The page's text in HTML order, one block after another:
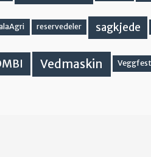
reservedeler sagkjede
Vedmaskin